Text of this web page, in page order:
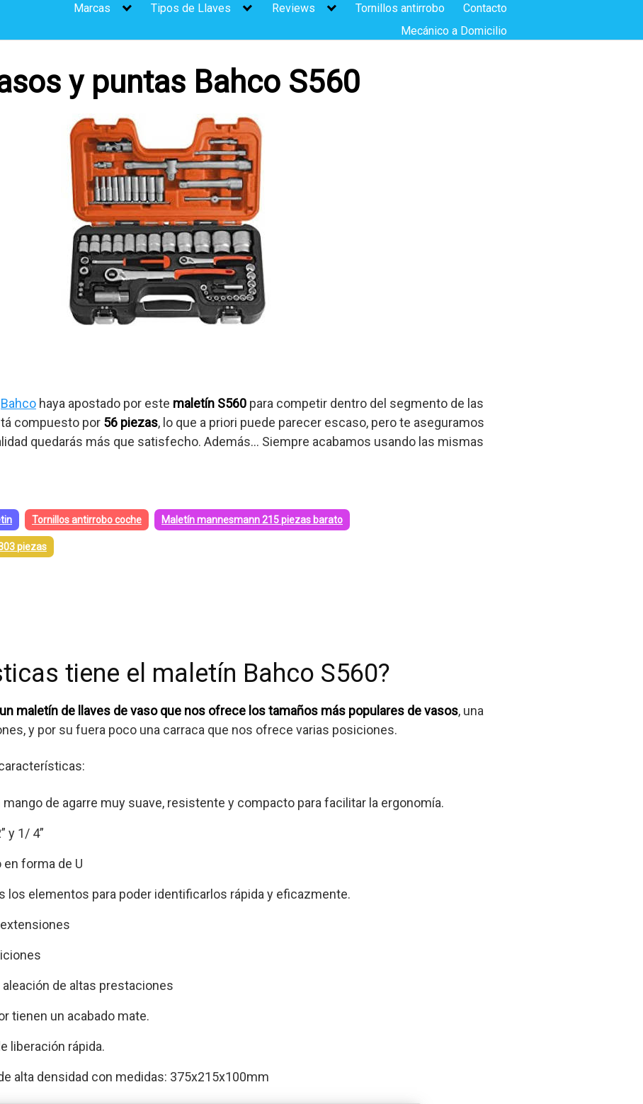
Marcas Tipos de Llaves Reviews Tornillos antirrobo
Contacto
Mecánico a Domicilio
y puntas Bahco S560
Bahco haya apostado por este maletín S560 para competir dentro del segmento de las
compuesto por 56 piezas, lo que a priori puede parecer escaso, pero te aseguramos
quedarás más que satisfecho. Además… Siempre acabamos usando las mismas
Tornillos antirrobo coche Maletín mannesmann 215 piezas barato
piezas
tiene el maletín Bahco S560?
maletín de llaves de vaso que nos ofrece los tamaños más populares de vasos, una
y por su fuera poco una carraca que nos ofrece varias posiciones.
mango de agarre muy suave, resistente y compacto para facilitar la ergonomía.
y 1/ 4”
forma de U
los elementos para poder identificarlos rápida y eficazmente.
de altas prestaciones
tienen un acabado mate.
liberación rápida.
alta densidad con medidas: 375x215x100mm